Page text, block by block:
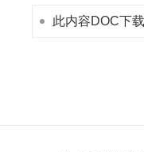
此内容DOC下载